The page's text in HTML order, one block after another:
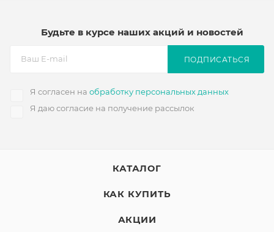
Будьте в курсе наших акций и новостей
Я согласен на обработку персональных данных
Я даю согласие на получение рассылок
ПОДПИСАТЬСЯ
КАТАЛОГ
КАК КУПИТЬ
АКЦИИ